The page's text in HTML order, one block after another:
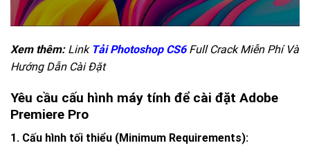
Xem thêm: Link Tải Photoshop CS6 Full Crack Miễn Phí Và
Hướng Dẫn Cài Đặt
Yêu cầu cấu hình máy tính để cài đặt Adobe
Premiere Pro
1. Cấu hình tối thiểu (Minimum Requirements):